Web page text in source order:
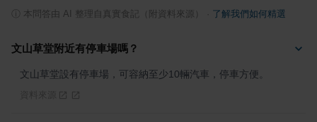
本問答由 AI 整理自真實食記（附資料來源） 了解我們如何精選
文山草堂附近有停車場嗎？
文山草堂設有停車場，可容納至少10輛汽車，停車方便。